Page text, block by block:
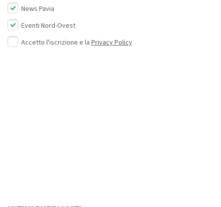
News Pavia
Eventi Nord-Ovest
Accetto l'iscrizione e la Privacy Policy